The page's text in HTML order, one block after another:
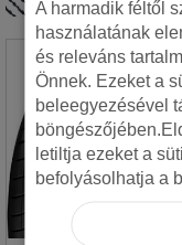
A harmadik féltől
használatának
és releváns
Önnek. Ezeket a
beleegyezésével
letiltja ezeket a
befolyásolhatja a